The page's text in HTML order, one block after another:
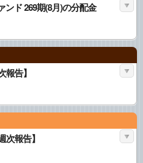
ンド 269期(8月)の分配金
報告】
次報告】